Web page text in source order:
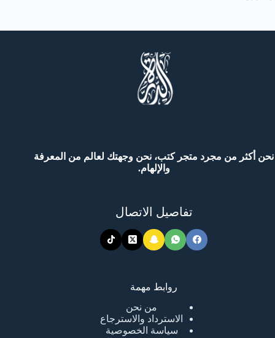
نحن أكثر من مجرد متجر كتب، نحن وجهتك لعالم من المعرفة
والإلهام.
تفاصيل الاتصال
روابط مهمة
من نحن
الاسترداد والاسترجاع
سياسة الخصوصية